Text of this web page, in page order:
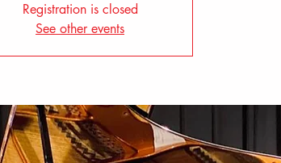
Registration is closed
See other events